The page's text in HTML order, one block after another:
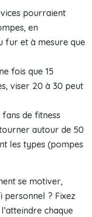
pourraient
en
fur et à mesure que
fois que 15
viser 20 à 30 peut
de fitness
autour de 50
les types (pompes
se motiver,
personnel ? Fixez
chaque